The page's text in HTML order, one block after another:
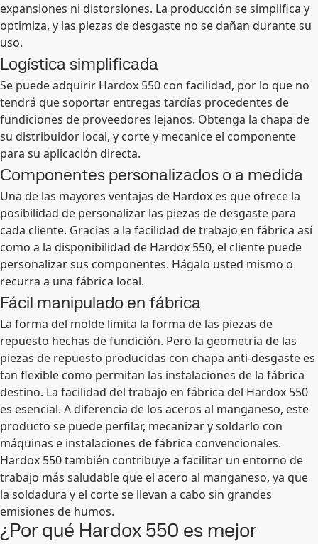
expansiones ni distorsiones. La producción se simplifica y
optimiza, y las piezas de desgaste no se dañan durante su
uso.
Logística simplificada
Se puede adquirir Hardox 550 con facilidad, por lo que no
tendrá que soportar entregas tardías procedentes de
fundiciones de proveedores lejanos. Obtenga la chapa de
su distribuidor local, y corte y mecanice el componente
para su aplicación directa.
Componentes personalizados o a medida
Una de las mayores ventajas de Hardox es que ofrece la
posibilidad de personalizar las piezas de desgaste para
cada cliente. Gracias a la facilidad de trabajo en fábrica así
como a la disponibilidad de Hardox 550, el cliente puede
personalizar sus componentes. Hágalo usted mismo o
recurra a una fábrica local.
Fácil manipulado en fábrica
La forma del molde limita la forma de las piezas de
repuesto hechas de fundición. Pero la geometría de las
piezas de repuesto producidas con chapa anti-desgaste es
tan flexible como permitan las instalaciones de la fábrica
destino. La facilidad del trabajo en fábrica del Hardox 550
es esencial. A diferencia de los aceros al manganeso, este
producto se puede perfilar, mecanizar y soldarlo con
máquinas e instalaciones de fábrica convencionales.
Hardox 550 también contribuye a facilitar un entorno de
trabajo más saludable que el acero al manganeso, ya que
la soldadura y el corte se llevan a cabo sin grandes
emisiones de humos.
¿Por qué Hardox 550 es mejor